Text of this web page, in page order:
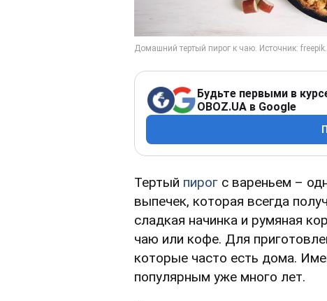
Будьте первыми в
OBOZ.UA в Google
Тертый пирог с вареньем –
выпечек, которая всегда
сладкая начинка и румяная
чаю или кофе. Для
которые часто есть дома.
популярным уже много лет.